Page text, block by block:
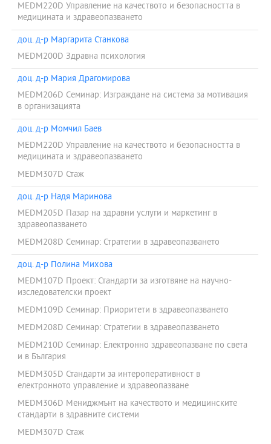
MEDM220D Управление на качеството и безопасността в
медицината и здравеопазването
доц. д-р Маргарита Станкова
MEDM200D Здравна психология
доц. д-р Мария Драгомирова
MEDM206D Семинар: Изграждане на система за мотивация
в организацията
доц. д-р Момчил Баев
MEDM220D Управление на качеството и безопасността в
медицината и здравеопазването
MEDM307D Стаж
доц. д-р Надя Маринова
MEDM205D Пазар на здравни услуги и маркетинг в
здравеопазването
MEDM208D Семинар: Стратегии в здравеопазването
доц. д-р Полина Михова
MEDM107D Проект: Стандарти за изготвяне на научно-
изследoвателски проект
MEDM109D Семинар: Приоритети в здравеопазването
MEDM208D Семинар: Стратегии в здравеопазването
MEDM210D Семинар: Електронно здравеопазване по света
и в България
MEDM305D Стандарти за интероперативност в
електронното управление и здравеопазване
MEDM306D Мениджмънт на качеството и медицинските
стандарти в здравните системи
MEDM307D Стаж